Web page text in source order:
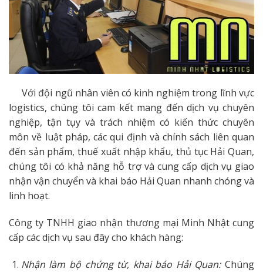
Với đội ngũ nhân viên có kinh nghiệm trong lĩnh vực
logistics, chúng tôi cam kết mang đến dịch vụ chuyên
nghiệp, tận tụy và trách nhiệm có kiến thức chuyên
môn về luật pháp, các qui định và chính sách liên quan
đến sản phẩm, thuế xuất nhập khẩu, thủ tục Hải Quan,
chúng tôi có khả năng hỗ trợ và cung cấp dịch vụ giao
nhận vận chuyển và khai báo Hải Quan nhanh chóng và
linh hoạt.
Công ty TNHH giao nhận thương mại Minh Nhật cung
cấp các dịch vụ sau đây cho khách hàng:
Nhận làm bộ chứng từ, khai báo Hải Quan:Chúng